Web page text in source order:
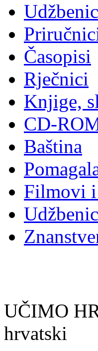
Časopisi
Rječnici
Knjige,
CD-
Baština
Filmovi i
UČIMO
hrvatski